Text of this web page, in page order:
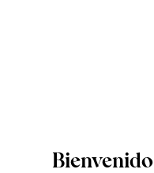
Bienvenido